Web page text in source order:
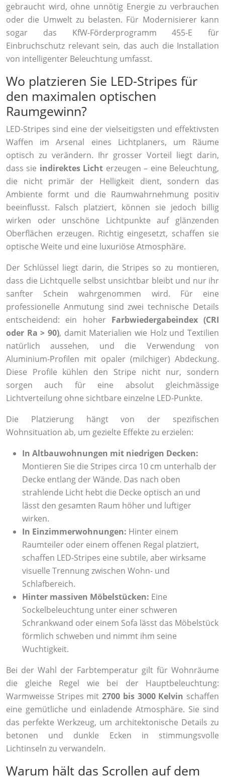
gebraucht wird, ohne unnötig Energie zu verbrauchen
oder die Umwelt zu belasten. Für Modernisierer kann
sogar das KfW-Förderprogramm 455-E für
Einbruchschutz relevant sein, das auch die Installation
von intelligenter Beleuchtung umfasst.
Wo platzieren Sie LED-Stripes für
den maximalen optischen
Raumgewinn?
LED-Stripes sind eine der vielseitigsten und effektivsten
Waffen im Arsenal eines Lichtplaners, um Räume
optisch zu verändern. Ihr grosser Vorteil liegt darin,
dass sie indirektes Licht erzeugen – eine Beleuchtung,
die nicht primär der Helligkeit dient, sondern das
Ambiente formt und die Raumwahrnehmung positiv
beeinflusst. Falsch platziert, können sie jedoch billig
wirken oder unschöne Lichtpunkte auf glänzenden
Oberflächen erzeugen. Richtig eingesetzt, schaffen sie
optische Weite und eine luxuriöse Atmosphäre.
Der Schlüssel liegt darin, die Stripes so zu montieren,
dass die Lichtquelle selbst unsichtbar bleibt und nur ihr
sanfter Schein wahrgenommen wird. Für eine
professionelle Anmutung sind zwei technische Details
entscheidend: ein hoher Farbwiedergabeindex (CRI
oder Ra > 90), damit Materialien wie Holz und Textilien
natürlich aussehen, und die Verwendung von
Aluminium-Profilen mit opaler (milchiger) Abdeckung.
Diese Profile kühlen den Stripe nicht nur, sondern
sorgen auch für eine absolut gleichmässige
Lichtverteilung ohne sichtbare einzelne LED-Punkte.
Die Platzierung hängt von der spezifischen
Wohnsituation ab, um gezielte Effekte zu erzielen:
In Altbauwohnungen mit niedrigen Decken:
Montieren Sie die Stripes circa 10 cm unterhalb der
Decke entlang der Wände. Das nach oben
strahlende Licht hebt die Decke optisch an und
lässt den gesamten Raum höher und luftiger
wirken.
In Einzimmerwohnungen: Hinter einem
Raumteiler oder einem offenen Regal platziert,
schaffen LED-Stripes eine subtile, aber wirksame
visuelle Trennung zwischen Wohn- und
Schlafbereich.
Hinter massiven Möbelstücken: Eine
Sockelbeleuchtung unter einer schweren
Schrankwand oder einem Sofa lässt das Möbelstück
förmlich schweben und nimmt ihm seine
Wuchtigkeit.
Bei der Wahl der Farbtemperatur gilt für Wohnräume
die gleiche Regel wie bei der Hauptbeleuchtung:
Warmweisse Stripes mit2700 bis 3000 Kelvin schaffen
eine gemütliche und einladende Atmosphäre. Sie sind
das perfekte Werkzeug, um architektonische Details zu
betonen und dunkle Ecken in stimmungsvolle
Lichtinseln zu verwandeln.
Warum hält das Scrollen auf dem